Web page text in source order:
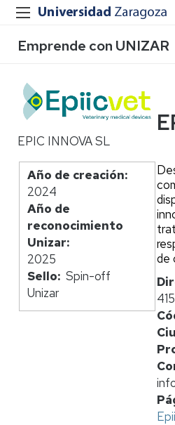
Emprende con UNIZAR
EPIC INNOVA SL
Año de creación
2024
Año de
reconocimiento
Unizar
2025
Sello Spin-off
Unizar
de